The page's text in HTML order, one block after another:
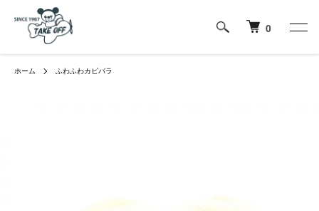
0
ホーム ふわふわカピバラ